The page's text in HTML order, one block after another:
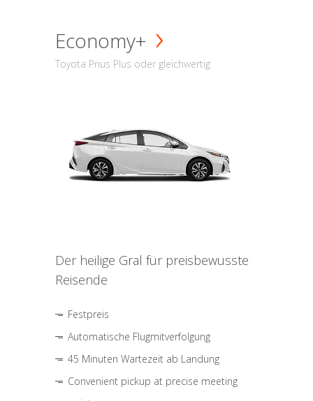
Economy+
Toyota Prius Plus oder gleichwertig
Der heilige Gral für preisbewusste
Reisende
Festpreis
Automatische Flugmitverfolgung
45 Minuten Wartezeit ab Landung
Convenient pickup at precise meeting